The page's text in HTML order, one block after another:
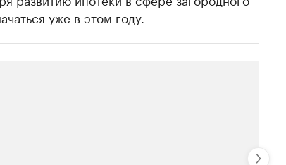
уже в этом году.